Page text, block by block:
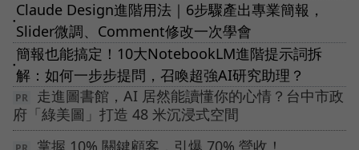
●
Claude Design進階用法｜6步驟產出專業簡報，
Slider微調、Comment修改一次學會
●
簡報也能搞定！10大NotebookLM進階提示詞拆
解：如何一步步提問，召喚超強AI研究助理？
走進圖書館，AI 居然能讀懂你的心情？台中市政
府「綠美圖」打造 48 米沉浸式空間
掌握 10% 關鍵顧客，引爆 70% 營收！